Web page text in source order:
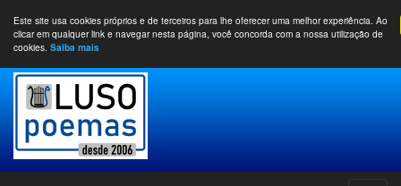
Este site usa cookies próprios e de terceiros para lhe oferecer uma melhor experiência. Ao
clicar em qualquer link e navegar nesta página, você concorda com a nossa utilização de
cookies. Saiba mais